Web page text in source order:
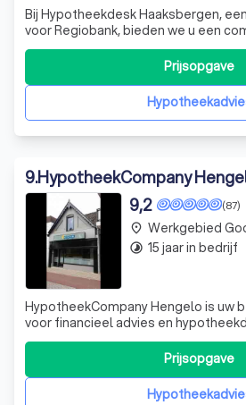
Bij Hypotheekdesk Haaksbergen,
voor Regiobank, bieden we u een
onder één dak. Of u nu advies nodig
dagelijkse bankzaken of hulp zoekt
financiële vraagstukken, wij staan
team van deskundige adviseurs
Prijsopgave
9.HypotheekCompany
(87)
9,2
HypotheekCompany Hengelo is uw
voor financieel advies en
erkende financieel adviseur, de heer
u te begeleiden bij elke stap van uw
bieden een persoonlijke digitale
al uw documenten bij
Prijsopgave
place Werkgebied
timelapse 15 jaar in bedrijf